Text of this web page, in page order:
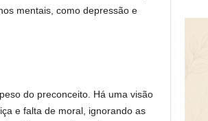
mentais, como depressão e
do preconceito. Há uma visão
e falta de moral, ignorando as